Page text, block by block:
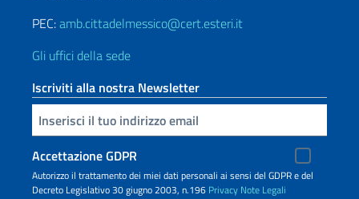
PEC:amb.cittadelmessico@cert.esteri.it
Gli uffici della sede
Iscriviti alla nostra Newsletter
Inserisci la tua email
Accettazione GDPR
Autorizzo il trattamento dei miei dati personali ai sensi del GDPR e del
Decreto Legislativo 30 giugno 2003, n.196 Privacy Note Legali